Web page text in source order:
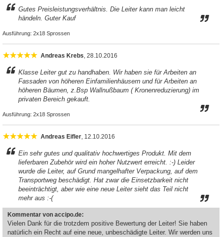
Gutes Preisleistungsverhältnis. Die Leiter kann man leicht
händeln. Guter Kauf
Ausführung: 2x18 Sprossen
Andreas Krebs, 28.10.2016
Klasse Leiter gut zu handhaben. Wir haben sie für Arbeiten an
Fassaden von höheren Einfamilienhäusern und für Arbeiten an
höheren Bäumen, z.Bsp Wallnußbaum ( Kronenreduzierung) im
privaten Bereich gekauft.
Ausführung: 2x18 Sprossen
Andreas Eifler, 12.10.2016
Ein sehr gutes und qualitativ hochwertiges Produkt. Mit dem
lieferbaren Zubehör wird ein hoher Nutzwert erreicht. :-) Leider
wurde die Leiter, auf Grund mangelhafter Verpackung, auf dem
Transportweg beschädigt. Hat zwar die Einsetzbarkeit nicht
beeinträchtigt, aber wie eine neue Leiter sieht das Teil nicht
mehr aus :-(
Kommentar von accipo.de:
Vielen Dank für die trotzdem positive Bewertung der Leiter! Sie haben
natürlich ein Recht auf eine neue, unbeschädigte Leiter. Wir werden uns